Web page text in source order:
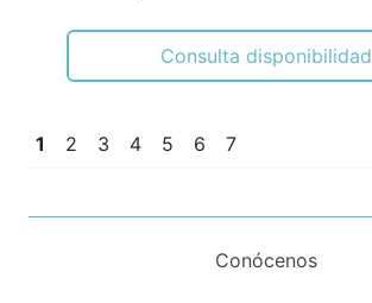
Consulta disponibilidad
1 2 3 4 5 6 7
Conócenos